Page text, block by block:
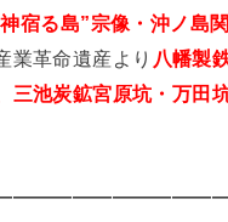
宿る島”宗像・沖ノ島
業革命遺産より 八幡製
三池炭鉱宮原坑・万田